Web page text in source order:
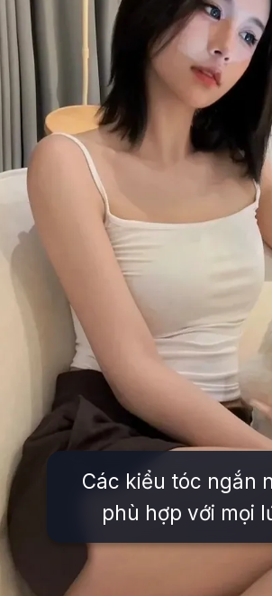
Các kiểu tóc ngắn
phù hợp với mọi